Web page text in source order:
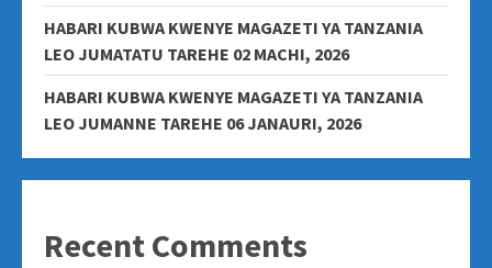
HABARI KUBWA KWENYE MAGAZETI YA TANZANIA
LEO JUMATATU TAREHE 02 MACHI, 2026
HABARI KUBWA KWENYE MAGAZETI YA TANZANIA
LEO JUMANNE TAREHE 06 JANAURI, 2026
Recent Comments